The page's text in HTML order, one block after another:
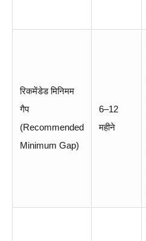
रिकमेंडेड मिनिमम
गैप
(Recommended
Minimum Gap)
6–12
महीने